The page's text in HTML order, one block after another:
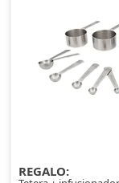
REGALO: